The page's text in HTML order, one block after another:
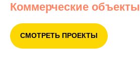
Коммерческие объекты
СМОТРЕТЬ ПРОЕКТЫ